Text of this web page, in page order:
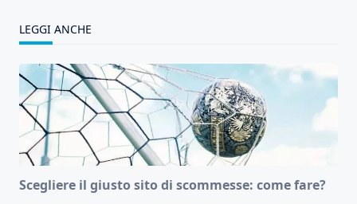
LEGGI ANCHE
Scegliere il giusto sito di scommesse: come fare?